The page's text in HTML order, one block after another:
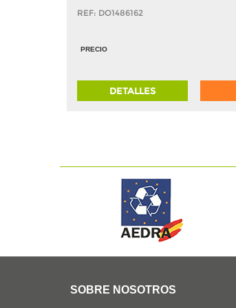
REF: DO1486162
PRECIO
DETALLES
SOBRE NOSOTROS